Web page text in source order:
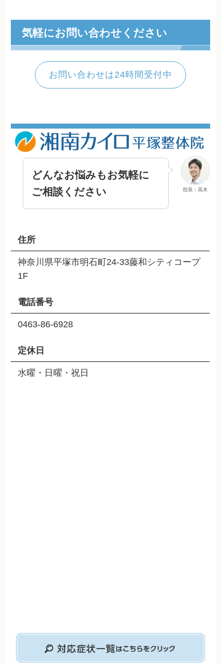
気軽にお問い合わせください
お問い合わせは24時間受付中
院長：高木
どんなお悩みもお気軽に
ご相談ください
住所
神奈川県平塚市明石町24-33藤和シティコープ
1F
電話番号
0463-86-6928
定休日
水曜・日曜・祝日